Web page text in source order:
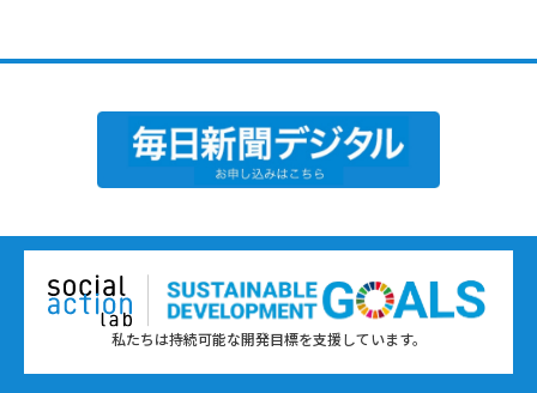
私たちは持続可能な開発目標を支援しています。